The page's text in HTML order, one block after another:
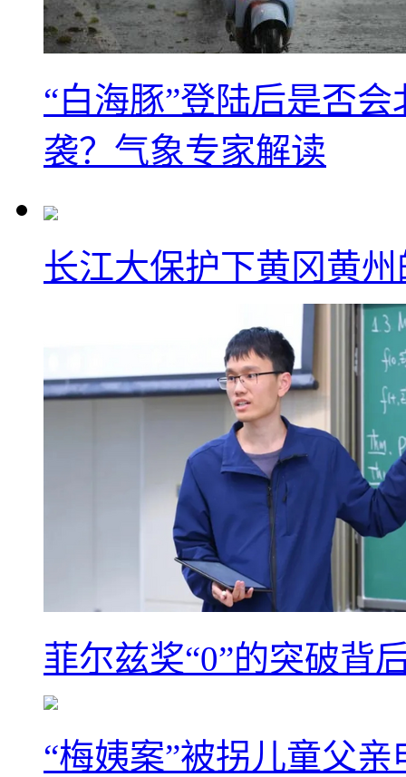
“白海豚”登陆后是否
袭？气象专家解读
长江大保护下黄冈黄
菲尔兹奖“0”的突破背
“梅姨案”被拐儿童父